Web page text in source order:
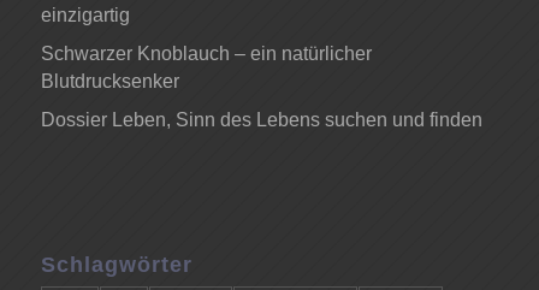
einzigartig
Schwarzer Knoblauch – ein natürlicher
Blutdrucksenker
Dossier Leben, Sinn des Lebens suchen und finden
Schlagwörter